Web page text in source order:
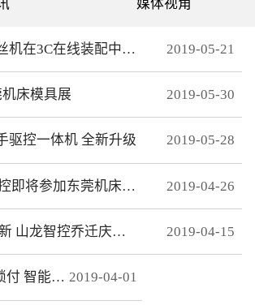
实现花
运动的
绗缝。
——绗缝
两个伺
Y轴方向
）其中Z
配合完
绗缝针上
统控制。
统，但却
轴主要工
针/分的
终能插入
式接线 减少前期接线、制
观。分期保护 可以实现系
拆卸功能，有效杜绝拖款。
伺服参数，一键设置下发，
冲100倍，多个轴联动加工
问题而导致的加 工不
协调、整体效果变形等。快
速 MECHATROLINK III总
响应频率，位 置速度指
令整定时间可达2ms以下。
精准 23位绝对值编码器，
媒体视角
山龙分享智能螺丝机在3C在线装配中的应用 2019-05-21
床模具展 2019-05-30
驱控一体机 全新升级 2019-05-28
展会预告|山龙智控即将参加东莞机床模具展 2019-04-26
乔迁新址 万象更新 山龙智控乔迁庆典隆重举行 2019-04-15
山龙智控：螺丝锁付 智能升级 2019-04-01